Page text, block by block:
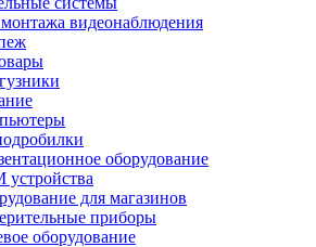
видеонаблюдения
оборудование
устройства
для магазинов
приборы
оборудование